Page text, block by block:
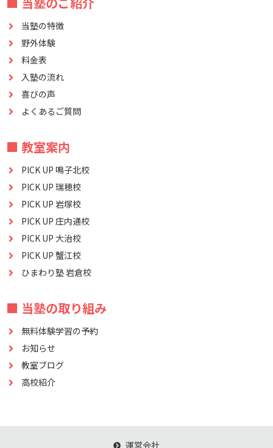
当塾の特徴
野外体験
料金表
入塾の流れ
喜びの声
よくあるご質問
■ 教室案内
PICK UP 鳴子北校
PICK UP 瑞穂校
PICK UP 岩塚校
PICK UP 庄内通校
PICK UP 大治校
PICK UP 蟹江校
ひまわり塾 岩倉校
■ 当塾の取り組み
無料体験学習の予約
お知らせ
教室ブログ
高校紹介
運営会社